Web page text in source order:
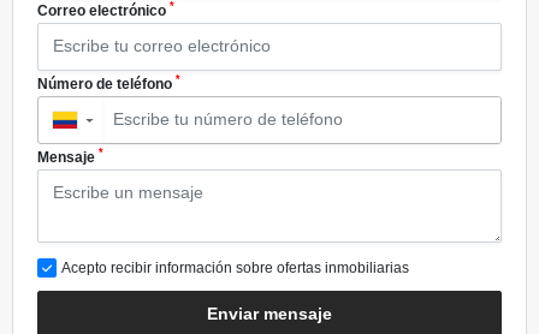
Correo electrónico *
Número de teléfono *
▼
Mensaje *
Acepto recibir información sobre ofertas inmobiliarias
Enviar mensaje